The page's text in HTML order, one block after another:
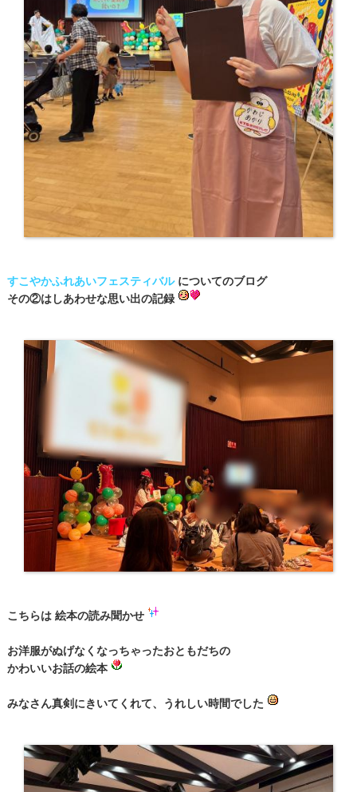
すこやかふれあいフェスティバルについてのブログ
その②はしあわせな思い出の記録
こちらは 絵本の読み聞かせ
お洋服がぬげなくなっちゃったおともだちの
かわいいお話の絵本
みなさん真剣にきいてくれて、うれしい時間でした